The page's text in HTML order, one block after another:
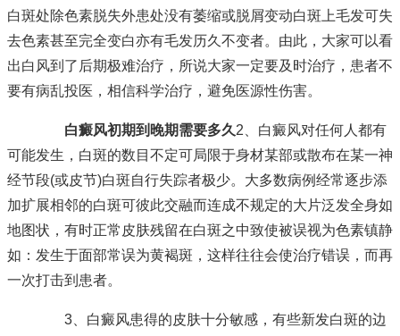
白斑处除色素脱失外患处没有萎缩或脱屑变动白斑上毛发可失
去色素甚至完全变白亦有毛发历久不变者。由此，大家可以看
出白风到了后期极难治疗，所说大家一定要及时治疗，患者不
要有病乱投医，相信科学治疗，避免医源性伤害。
白癜风初期到晚期需要多久2、白癜风对任何人都有
可能发生，白斑的数目不定可局限于身材某部或散布在某一神
经节段(或皮节)白斑自行失踪者极少。大多数病例经常逐步添
加扩展相邻的白斑可彼此交融而连成不规定的大片泛发全身如
地图状，有时正常皮肤残留在白斑之中致使被误视为色素镇静
如：发生于面部常误为黄褐斑，这样往往会使治疗错误，而再
一次打击到患者。
3、白癜风患得的皮肤十分敏感，有些新发白斑的边